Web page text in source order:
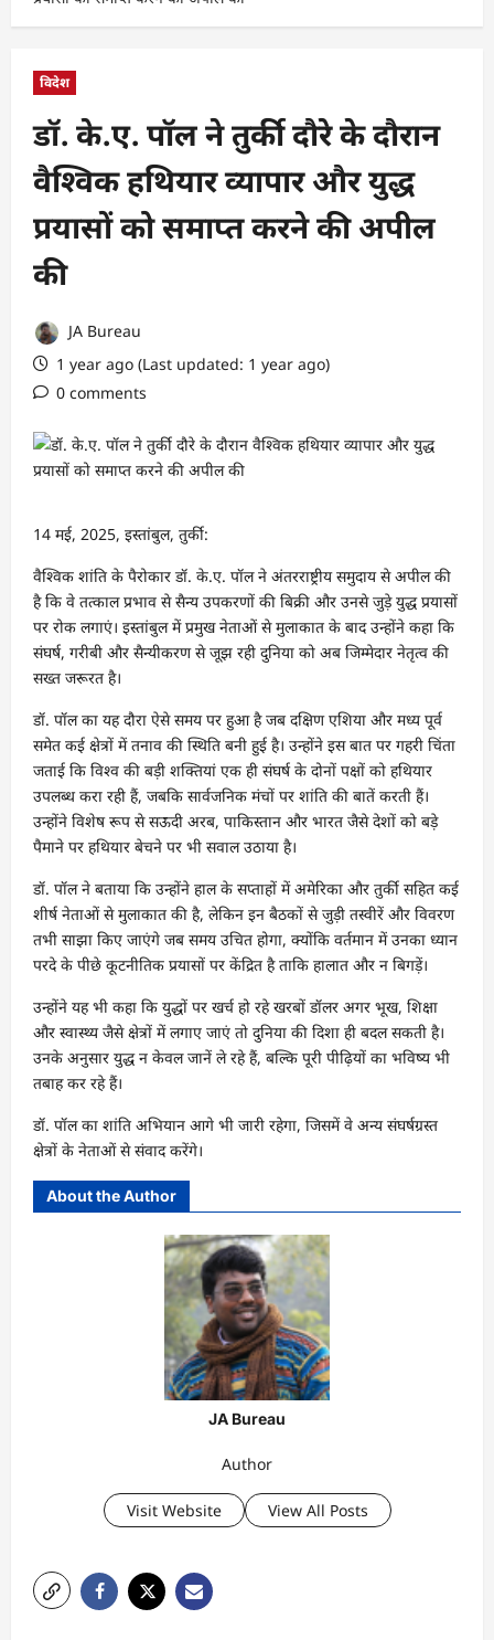
विदेश
डॉ. के.ए. पॉल ने तुर्की दौरे के दौरान
वैश्विक हथियार व्यापार और युद्ध
प्रयासों को समाप्त करने की अपील
की
JA Bureau
1 year ago (Last updated: 1 year ago)
0 comments
14 मई, 2025, इस्तांबुल, तुर्की:
वैश्विक शांति के पैरोकार डॉ. के.ए. पॉल ने अंतरराष्ट्रीय समुदाय से अपील की
है कि वे तत्काल प्रभाव से सैन्य उपकरणों की बिक्री और उनसे जुड़े युद्ध प्रयासों
पर रोक लगाएं। इस्तांबुल में प्रमुख नेताओं से मुलाकात के बाद उन्होंने कहा कि
संघर्ष, गरीबी और सैन्यीकरण से जूझ रही दुनिया को अब जिम्मेदार नेतृत्व की
सख्त जरूरत है।
डॉ. पॉल का यह दौरा ऐसे समय पर हुआ है जब दक्षिण एशिया और मध्य पूर्व
समेत कई क्षेत्रों में तनाव की स्थिति बनी हुई है। उन्होंने इस बात पर गहरी चिंता
जताई कि विश्व की बड़ी शक्तियां एक ही संघर्ष के दोनों पक्षों को हथियार
उपलब्ध करा रही हैं, जबकि सार्वजनिक मंचों पर शांति की बातें करती हैं।
उन्होंने विशेष रूप से सऊदी अरब, पाकिस्तान और भारत जैसे देशों को बड़े
पैमाने पर हथियार बेचने पर भी सवाल उठाया है।
डॉ. पॉल ने बताया कि उन्होंने हाल के सप्ताहों में अमेरिका और तुर्की सहित कई
शीर्ष नेताओं से मुलाकात की है, लेकिन इन बैठकों से जुड़ी तस्वीरें और विवरण
तभी साझा किए जाएंगे जब समय उचित होगा, क्योंकि वर्तमान में उनका ध्यान
परदे के पीछे कूटनीतिक प्रयासों पर केंद्रित है ताकि हालात और न बिगड़ें।
उन्होंने यह भी कहा कि युद्धों पर खर्च हो रहे खरबों डॉलर अगर भूख, शिक्षा
और स्वास्थ्य जैसे क्षेत्रों में लगाए जाएं तो दुनिया की दिशा ही बदल सकती है।
उनके अनुसार युद्ध न केवल जानें ले रहे हैं, बल्कि पूरी पीढ़ियों का भविष्य भी
तबाह कर रहे हैं।
डॉ. पॉल का शांति अभियान आगे भी जारी रहेगा, जिसमें वे अन्य संघर्षग्रस्त
क्षेत्रों के नेताओं से संवाद करेंगे।
About the Author
JA Bureau
Author
Visit Website View All Posts